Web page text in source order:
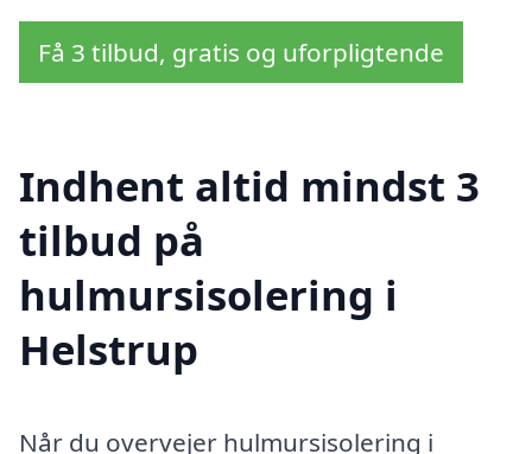
Få 3 tilbud, gratis og uforpligtende
Indhent altid mindst 3
tilbud på
hulmursisolering i
Helstrup
Når du overvejer hulmursisolering i